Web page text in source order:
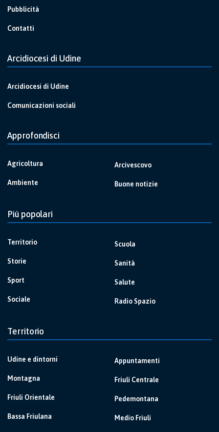
Pubblicità
Contatti
Arcidiocesi di Udine
Arcidiocesi di Udine
Comunicazioni sociali
Approfondisci
Agricoltura
Ambiente
Arcivescovo
Buone notizie
Più popolari
Territorio
Storie
Sport
Sociale
Scuola
Sanità
Salute
Radio Spazio
Territorio
Udine e dintorni
Montagna
Friuli Orientale
Bassa Friulana
Appuntamenti
Friuli Centrale
Pedemontana
Medio Friuli